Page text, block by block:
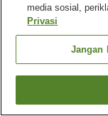
Tempat parkir
Mesin penjual
Beranda Jepang
Hotel AZ Fukuoka
media sosial,
Privasi
Jangan